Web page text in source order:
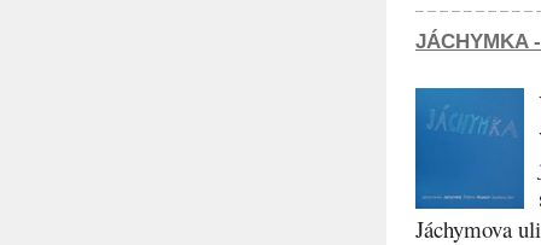
JÁCHYMKA
Jáchymova